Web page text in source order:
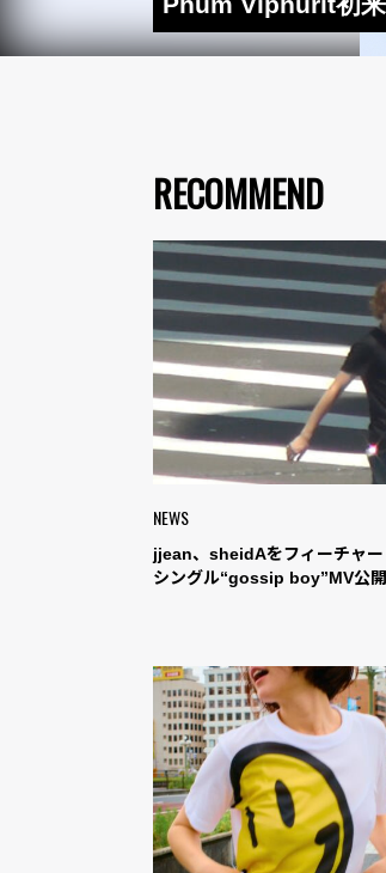
RECOMMEND
NEWS
jjean、sheidAをフィーチャー
シングル“gossip boy”MV公開